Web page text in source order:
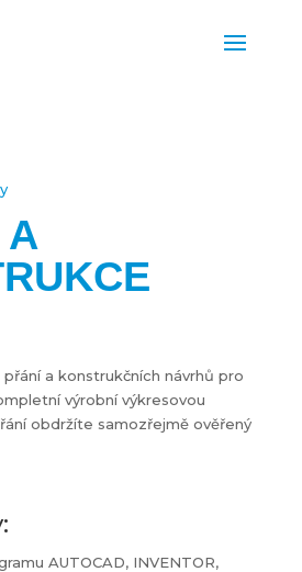
A
přání a konstrukčních návrhů pro
výrobní výkresovou
obdržíte samozřejmě ověřený
AUTOCAD, INVENTOR,